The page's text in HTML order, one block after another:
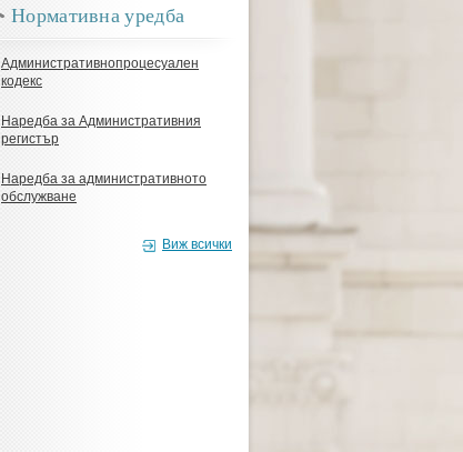
Нормативна уредба
Административнопроцесуален
кодекс
Наредба за Административния
регистър
Наредба за административното
обслужване
Виж всички